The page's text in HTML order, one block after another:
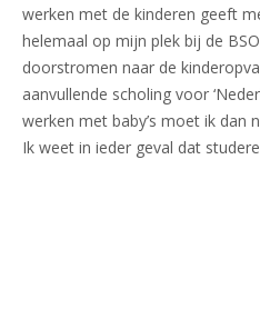
werken met de kinderen geeft
helemaal op mijn plek bij de
doorstromen naar de
aanvullende scholing voor
werken met baby’s moet ik dan
Ik weet in ieder geval dat